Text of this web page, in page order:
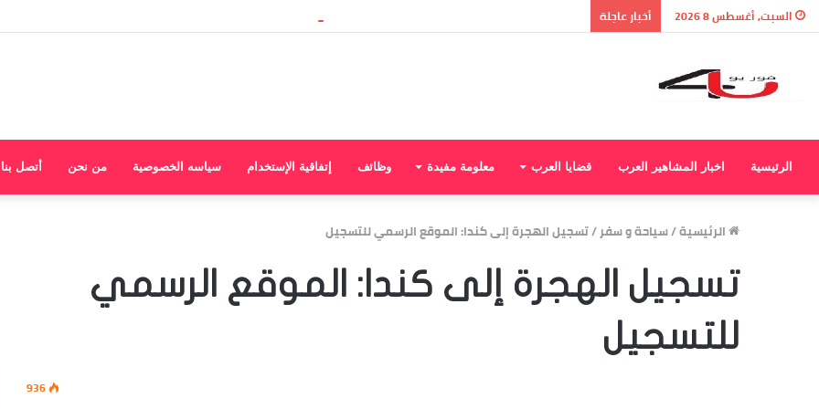
السبت, أغسطس 8 2026 أخبار عاجلة
الرئيسية اخبار المشاهير العرب قضايا العرب معلومة مفيدة وظائف إتفاقية الإستخدام سياسه الخصوصية من نحن أتصل بنا
الرئيسية/سياحة و سفر/تسجيل الهجرة إلى كندا: الموقع الرسمي للتسجيل
تسجيل الهجرة إلى كندا: الموقع الرسمي
للتسجيل
936